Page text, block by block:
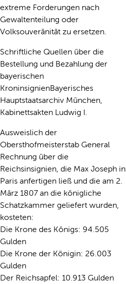
extreme Forderungen nach
Gewaltenteilung oder
Volksouveränität zu ersetzen.
Schriftliche Quellen über die
Bestellung und Bezahlung der
bayerischen
KroninsignienBayerisches
Hauptstaatsarchiv München,
Kabinettsakten Ludwig I.
Ausweislich der
Obersthofmeisterstab General
Rechnung über die
Reichsinsignien, die Max Joseph in
Paris anfertigen ließ und die am 2.
März 1807 an die königliche
Schatzkammer geliefert wurden,
kosteten:
Die Krone des Königs: 94.505
Gulden
Die Krone der Königin: 26.003
Gulden
Der Reichsapfel: 10.913 Gulden